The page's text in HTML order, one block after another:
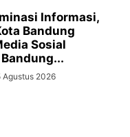
Informasi,
Bandung
Sosial
Agustus 2026